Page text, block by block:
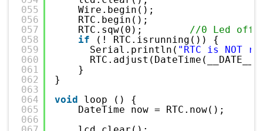
055
056
057
058
059
060
061
062
063
064
065
066
Wire.begin();
RTC.begin();
RTC.sqw(0); //0 Led off -
if
(! RTC.isrunning()) {
Serial.println( "RTC is NOT
}
}
void
loop () {
DateTime now = RTC.now();